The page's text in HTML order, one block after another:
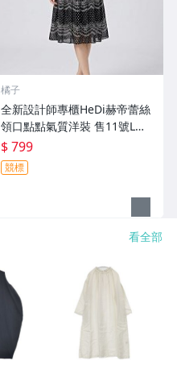
橘子
全新設計師專櫃HeDi赫帝蕾絲
領口點點氣質洋裝 售11號L號
165/88A
$ 799
競標
看全部